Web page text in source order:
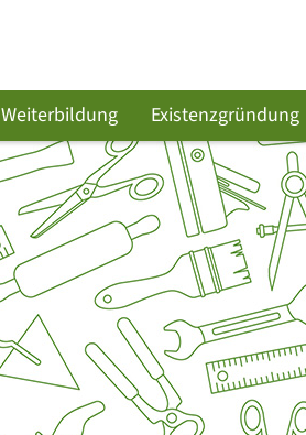
Weiterbildung Existenzgründung